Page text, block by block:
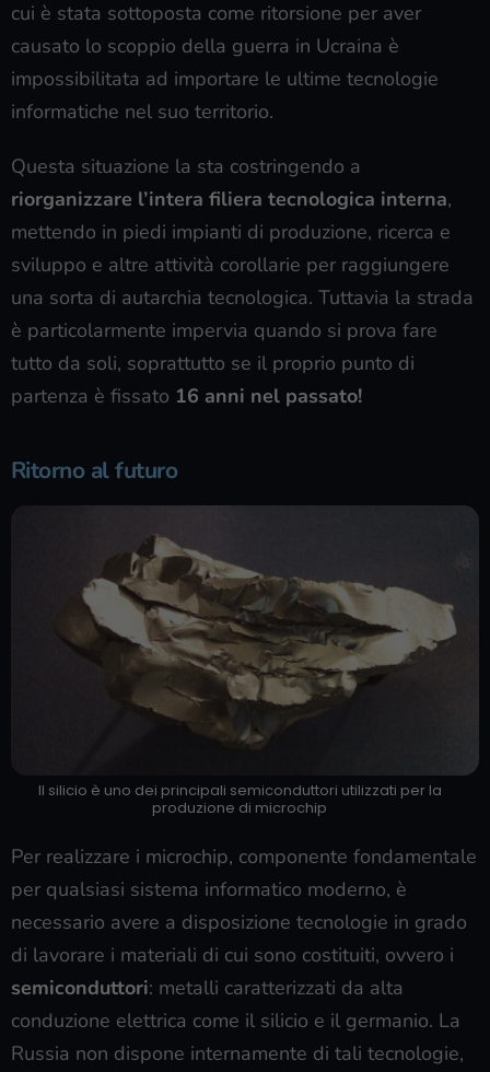
cui è stata sottoposta come ritorsione per aver
causato lo scoppio della guerra in Ucraina è
impossibilitata ad importare le ultime tecnologie
informatiche nel suo territorio.
Questa situazione la sta costringendo a
riorganizzare l’intera filiera tecnologica interna,
mettendo in piedi impianti di produzione, ricerca e
sviluppo e altre attività corollarie per raggiungere
una sorta di autarchia tecnologica. Tuttavia la strada
è particolarmente impervia quando si prova fare
tutto da soli, soprattutto se il proprio punto di
partenza è fissato 16 anni nel passato!
Ritorno al futuro
Il silicio è uno dei principali semiconduttori utilizzati per la
produzione di microchip
Per realizzare i microchip, componente fondamentale
per qualsiasi sistema informatico moderno, è
necessario avere a disposizione tecnologie in grado
di lavorare i materiali di cui sono costituiti, ovvero i
semiconduttori: metalli caratterizzati da alta
conduzione elettrica come il silicio e il germanio. La
Russia non dispone internamente di tali tecnologie,